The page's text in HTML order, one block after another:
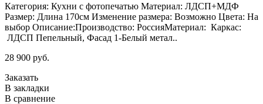
Категория: Кухни с фотопечатью Материал: ЛДСП+МДФ
Размер: Длина 170см Изменение размера: Возможно Цвета: На
выбор Описание:Производство: РоссияМатериал: Каркас:
ЛДСП Пепельный, Фасад 1-Белый метал..
28 900 руб.
Заказать
В закладки
В сравнение